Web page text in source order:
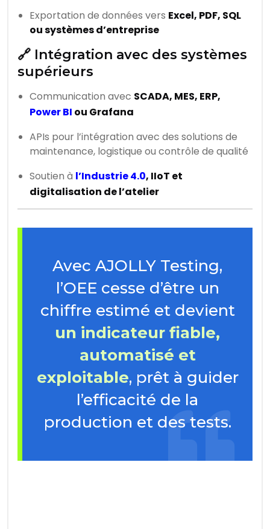
Exportation de données vers Excel, PDF, SQL
ou systèmes d’entreprise
🔗 Intégration avec des systèmes
supérieurs
Communication avec SCADA, MES, ERP,
Power BI ou Grafana
APIs pour l’intégration avec des solutions de
maintenance, logistique ou contrôle de qualité
Soutien à l’Industrie 4.0, IIoT et
digitalisation de l’atelier
Avec AJOLLY Testing,
l’OEE cesse d’être un
chiffre estimé et devient
un indicateur fiable,
automatisé et
exploitable, prêt à guider
l’efficacité de la
production et des tests.